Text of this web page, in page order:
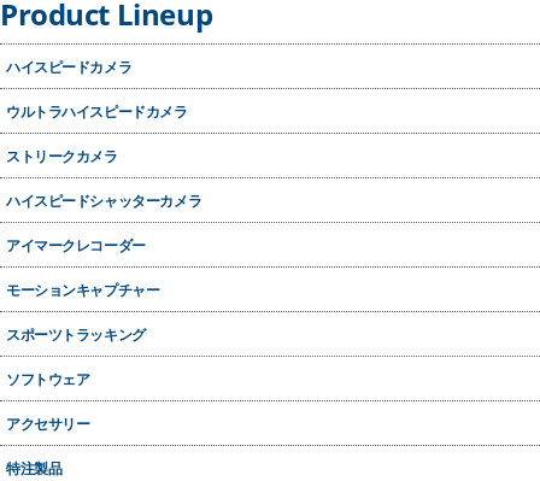
Product Lineup
ハイスピードカメラ
ウルトラハイスピードカメラ
ストリークカメラ
ハイスピードシャッターカメラ
アイマークレコーダー
モーションキャプチャー
スポーツトラッキング
ソフトウェア
アクセサリー
特注製品